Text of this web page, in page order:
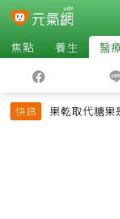
焦點 養生 醫
快訊
果乾取代糖果